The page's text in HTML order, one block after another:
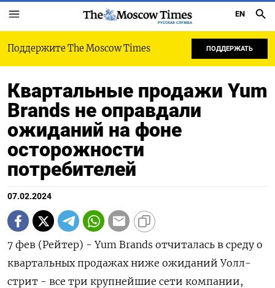
РУССКАЯ СЛУЖБА
EN
Поддержите The Moscow Times ПОДДЕРЖАТЬ
Квартальные продажи Yum
Brands не оправдали
ожиданий на фоне
осторожности
потребителей
07.02.2024
7 фев (Рейтер) - Yum Brands отчиталась в среду о
квартальных продажах ниже ожиданий Уолл-
стрит - все три крупнейшие сети компании,